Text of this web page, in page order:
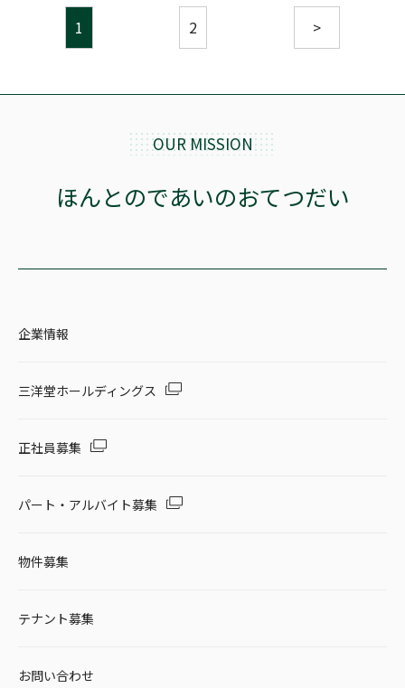
1 2 >
OUR MISSION
ほんとのであいのおてつだい
企業情報
三洋堂ホールディングス
正社員募集
パート・アルバイト募集
物件募集
テナント募集
お問い合わせ